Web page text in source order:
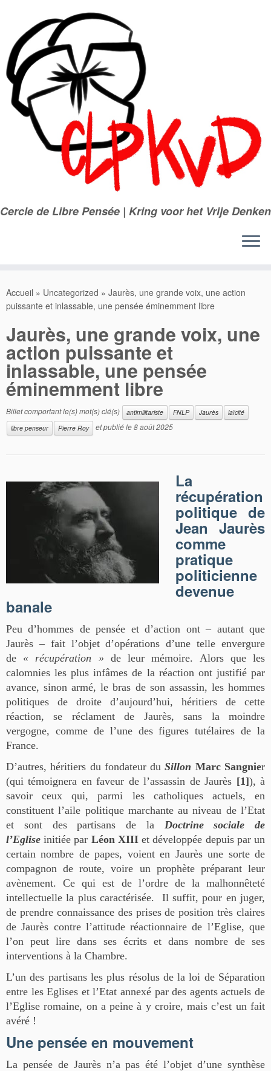
contenu
Cercle de Libre Pensée | Kring voor het Vrije Denken
Accueil » Uncategorized » Jaurès, une grande voix, une action
puissante et inlassable, une pensée éminemment libre
Jaurès, une grande voix, une
action puissante et
inlassable, une pensée
éminemment libre
Billet comportant le(s) mot(s) clé(s) antimilitariste FNLP Jaurès
laïcité
libre penseur
Pierre Roy et publié le8 août 2025
La
récupération
politique de
Jean Jaurès
comme
pratique
politicienne
devenue
banale
Peu d’hommes de pensée et d’action ont – autant que
Jaurès – fait l’objet d’opérations d’une telle envergure
de « récupération » de leur mémoire. Alors que les
calomnies les plus infâmes de la réaction ont justifié par
avance, sinon armé, le bras de son assassin, les hommes
politiques de droite d’aujourd’hui, héritiers de cette
réaction, se réclament de Jaurès, sans la moindre
vergogne, comme de l’une des figures tutélaires de la
France.
D’autres, héritiers du fondateur duSillon Marc Sangnier
(qui témoignera en faveur de l’assassin de Jaurès [1]), à
savoir ceux qui, parmi les catholiques actuels, en
constituent l’aile politique marchante au niveau de l’Etat
et sont des partisans de la Doctrine sociale de
l’Eglise initiée par Léon XIIIet développée depuis par un
certain nombre de papes, voient en Jaurès une sorte de
compagnon de route, voire un prophète préparant leur
avènement. Ce qui est de l’ordre de la malhonnêteté
intellectuelle la plus caractérisée. Il suffit, pour en juger,
de prendre connaissance des prises de position très claires
de Jaurès contre l’attitude réactionnaire de l’Eglise, que
l’on peut lire dans ses écrits et dans nombre de ses
interventions à la Chambre.
L’un des partisans les plus résolus de la loi de Séparation
entre les Eglises et l’Etat annexé par des agents actuels de
l’Eglise romaine, on a peine à y croire, mais c’est un fait
avéré !
Une pensée en mouvement
La pensée de Jaurès n’a pas été l’objet d’une synthèse